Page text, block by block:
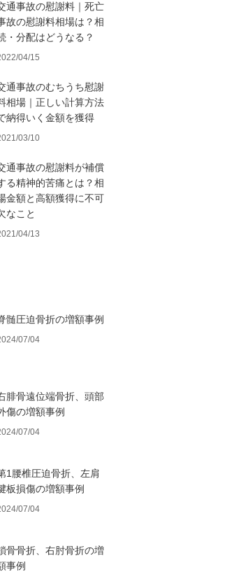
通事故の慰謝料｜死亡
故の慰謝料相場は？相
・分配はどうなる？
04/15
通事故のむちうち慰謝
相場｜正しい計算方法
納得いく金額を獲得
03/10
通事故の慰謝料が補償
る精神的苦痛とは？相
金額と高額獲得に不可
なこと
04/13
髄圧迫骨折の増額事例
07/04
腓骨遠位端骨折、頭部
傷の増額事例
07/04
1腰椎圧迫骨折、左肩
板損傷の増額事例
07/04
骨骨折、右肘骨折の増
事例